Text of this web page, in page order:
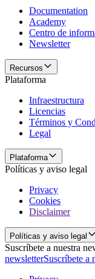
Documentation
Academy
Centro de
Newsletter
Recursos
Plataforma
Infraestructura
Licencias
Términos y
Legal
Plataforma
Políticas y aviso legal
Privacy
Cookies
Disclaimer
Políticas y aviso legal
Suscríbete a nuestra
newsletterSuscríbete a